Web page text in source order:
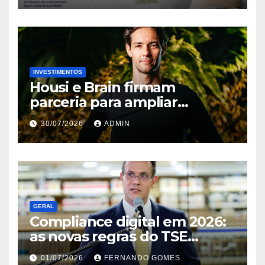
INVESTIMENTOS
Housi e Brain firmam
parceria para ampliar
inteligência de mercado em
lançamentos imobiliários
30/07/2026 ADMIN
GERAL
Compliance digital em 2026:
as novas regras do TSE
contra deepfakes e o desafio
01/07/2026 FERNANDO GOMES